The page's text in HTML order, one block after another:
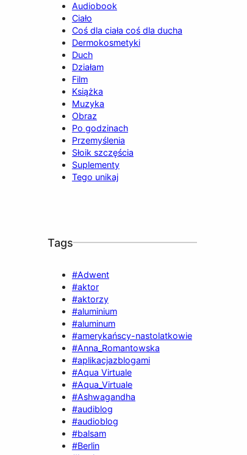
Audiobook
Ciało
Coś dla ciała coś dla ducha
Dermokosmetyki
Duch
Działam
Film
Książka
Muzyka
Obraz
Po godzinach
Przemyślenia
Słoik szczęścia
Suplementy
Tego unikaj
Tags
#Adwent
#aktor
#aktorzy
#aluminium
#aluminum
#amerykańscy-nastolatkowie
#Anna_Romantowska
#aplikacjazblogami
#Aqua Virtuale
#Aqua_Virtuale
#Ashwagandha
#audiblog
#audioblog
#balsam
#Berlin